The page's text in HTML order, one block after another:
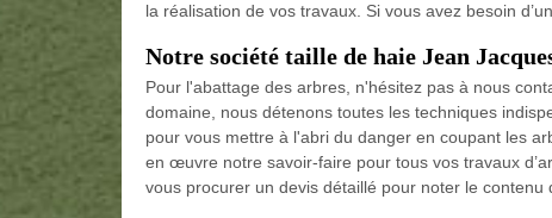
la réalisation de vos travaux. Si vous avez besoin
Notre société taille de haie Jean
Pour l'abattage des arbres, n'hésitez pas à nous
domaine, nous détenons toutes les techniques
pour vous mettre à l'abri du danger en coupant les
en œuvre notre savoir-faire pour tous vos travaux
vous procurer un devis détaillé pour noter le